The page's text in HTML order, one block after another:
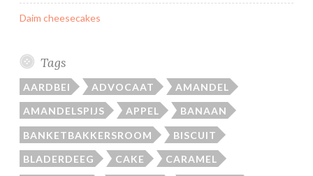
Daim cheesecakes
Tags
AARDBEI ADVOCAAT AMANDEL
AMANDELSPIJS APPEL BANAAN
BANKETBAKKERSROOM BISCUIT
BLADERDEEG CAKE CARAMEL